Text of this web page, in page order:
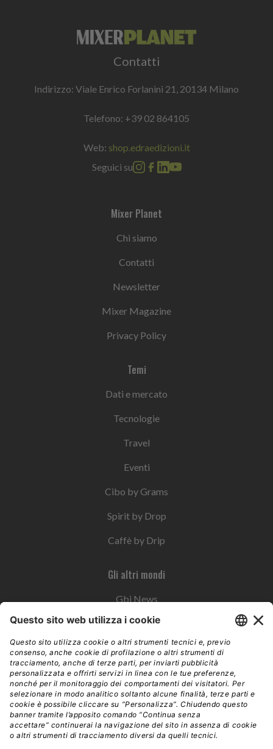
Contatti
Indirizzo: Viale Enrico Forlanini 21, 20134 Milano
Telefono: +39 02 864105
Web: shop.edraedizioni.it
Seguici su
Mixer Planet
Chi siamo
Contatti
Newsletter
Mixer Magazine
Privacy Policy
Temi
Dati e mercato
Tecnologie
Travel
Eventi
Cibo by Grams
Spirit by Drop
Caffè by Drip
Gli altri mondi
Gbi News
Instoremag
Esplora il gruppo
Edra Edizioni
Edizioni LSWR
LSWR Group